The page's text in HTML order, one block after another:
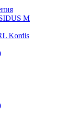
M
Kordis